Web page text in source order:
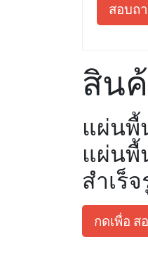
สอบถ
สิน
แผ่นพื้
แผ่นพื้
สำเร็
กดเพื่อ ส